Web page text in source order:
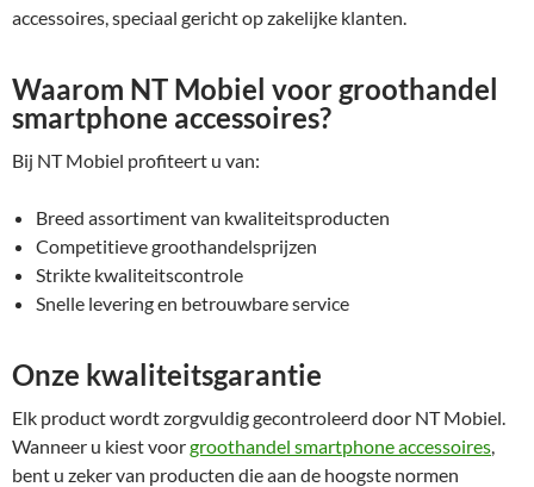
accessoires, speciaal gericht op zakelijke klanten.
Waarom NT Mobiel voor groothandel
smartphone accessoires?
Bij NT Mobiel profiteert u van:
Breed assortiment van kwaliteitsproducten
Competitieve groothandelsprijzen
Strikte kwaliteitscontrole
Snelle levering en betrouwbare service
Onze kwaliteitsgarantie
Elk product wordt zorgvuldig gecontroleerd door NT Mobiel.
Wanneer u kiest voorgroothandel smartphone accessoires,
bent u zeker van producten die aan de hoogste normen